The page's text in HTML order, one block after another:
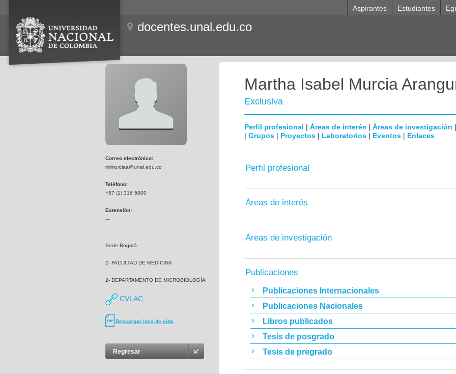
Aspirantes Estudiantes
docentes.unal.edu.co
Correo electrónico:
mimurciaa@unal.edu.co
Teléfono:
+57 (1) 316 5000
Extensión:
---
Sede Bogotá
2- FACULTAD DE MEDICINA
2- DEPARTAMENTO DE MICROBIOLOGÍA
CVLAC
Descargar hoja de vida
Regresar
Martha Isabel Murcia
Exclusiva
Perfil profesional | Áreas de interés | Áreas de investigación |
| Grupos | Proyectos | Laboratorios | Eventos | Enlaces
Perfil profesional
Áreas de interés
Áreas de investigación
Publicaciones
Publicaciones Internacionales
Publicaciones Nacionales
Libros publicados
Tesis de posgrado
Tesis de pregrado